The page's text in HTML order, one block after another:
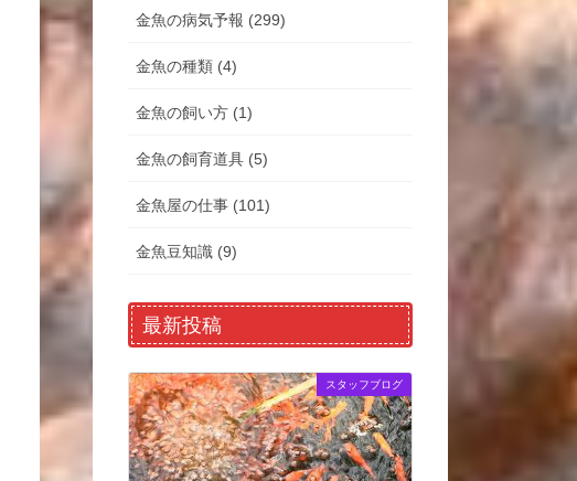
金魚の病気予報 (299)
金魚の種類 (4)
金魚の飼い方 (1)
金魚の飼育道具 (5)
金魚屋の仕事 (101)
金魚豆知識 (9)
最新投稿
スタッフブログ